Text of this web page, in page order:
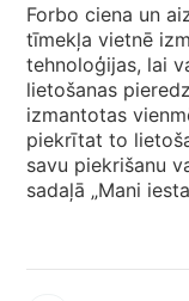
Valstu mājas lapas
Izvēlēties valsti
Forbo ciena un
tīmekļa vietnē
tehnoloģijas, lai
lietošanas
izmantotas
piekrītat to
savu piekrišanu
sadaļā „Mani